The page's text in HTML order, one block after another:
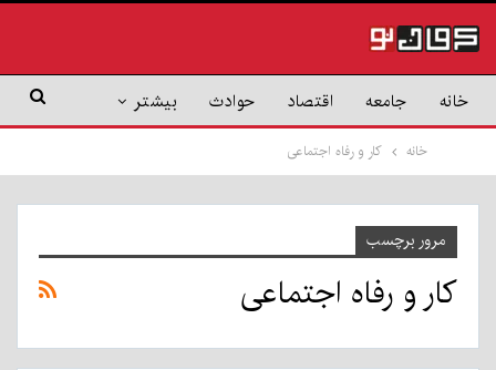
خانه جامعه اقتصاد حوادث بیشتر
خانه کار و رفاه اجتماعی
مرور برچسب
کار و رفاه اجتماعی